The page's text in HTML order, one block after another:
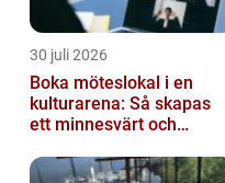
30 juli 2026
Boka möteslokal i en
kulturarena: Så skapas
ett minnesvärt och